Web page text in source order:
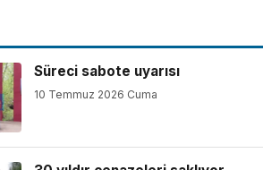
Süreci sabote uyarısı
10 Temmuz 2026 Cuma